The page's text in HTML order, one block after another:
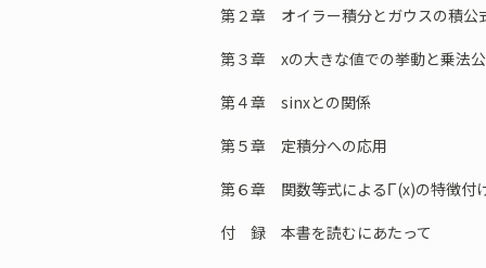
第２章 オイラー積分とガウスの積公
第３章 xの大きな値での挙動と乗法
第４章 sinxとの関係
第５章 定積分への応用
第６章 関数等式によるΓ(x)の特徴付
付 録 本書を読むにあたって